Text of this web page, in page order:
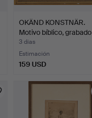
OKÄND KONSTNÄR.
Motivo bíblico, grabado
en…
3 días
Estimación
159 USD